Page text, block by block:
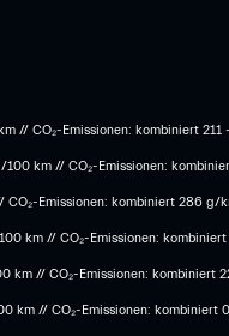
// CO₂-Emissionen: kombiniert
100 km // CO₂-Emissionen:
Emissionen: kombiniert 286 g/
km // CO₂-Emissionen:
km // CO₂-Emissionen: kombiniert
km // CO₂-Emissionen: kombiniert